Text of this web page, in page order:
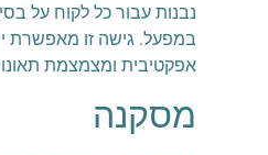
נבנות עבור כל לקוח על
במפעל. גישה זו מאפשרת
אפקטיבית ומצמצמת
מסקנה